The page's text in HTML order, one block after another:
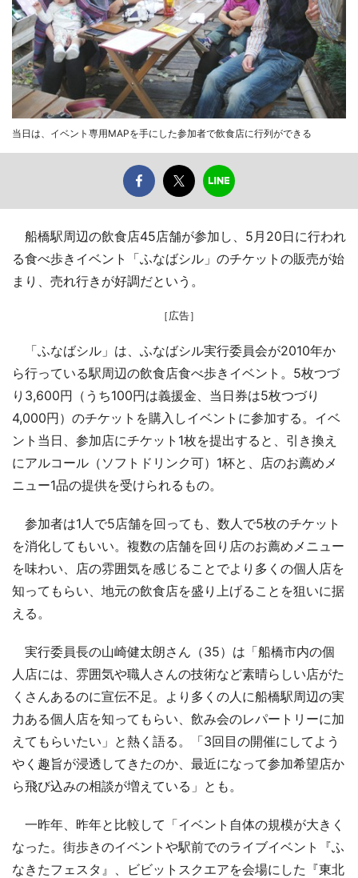
当日は、イベント専用MAPを手にした参加者で飲食店に行列ができる
船橋駅周辺の飲食店45店舗が参加し、5月20日に行われ
る食べ歩きイベント「ふなばシル」のチケットの販売が始
まり、売れ行きが好調だという。
［広告］
「ふなばシル」は、ふなばシル実行委員会が2010年か
ら行っている駅周辺の飲食店食べ歩きイベント。5枚つづ
り3,600円（うち100円は義援金、当日券は5枚つづり
4,000円）のチケットを購入しイベントに参加する。イベ
ント当日、参加店にチケット1枚を提出すると、引き換え
にアルコール（ソフトドリンク可）1杯と、店のお薦めメ
ニュー1品の提供を受けられるもの。
参加者は1人で5店舗を回っても、数人で5枚のチケット
を消化してもいい。複数の店舗を回り店のお薦めメニュー
を味わい、店の雰囲気を感じることでより多くの個人店を
知ってもらい、地元の飲食店を盛り上げることを狙いに据
える。
実行委員長の山崎健太朗さん（35）は「船橋市内の個
人店には、雰囲気や職人さんの技術など素晴らしい店がた
くさんあるのに宣伝不足。より多くの人に船橋駅周辺の実
力ある個人店を知ってもらい、飲み会のレパートリーに加
えてもらいたい」と熱く語る。「3回目の開催にしてよう
やく趣旨が浸透してきたのか、最近になって参加希望店か
ら飛び込みの相談が増えている」とも。
一昨年、昨年と比較して「イベント自体の規模が大きく
なった。街歩きのイベントや駅前でのライブイベント『ふ
なきたフェスタ』、ビビットスクエアを会場にした『東北